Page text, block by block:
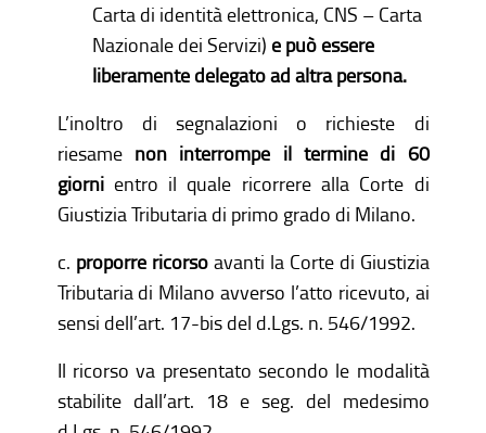
Carta di identità elettronica, CNS – Carta
Nazionale dei Servizi) e può essere
liberamente delegato ad altra persona.
L’inoltro di segnalazioni o richieste di
riesame non interrompe il termine di 60
giornientro il quale ricorrere alla Corte di
Giustizia Tributaria di primo grado di Milano.
c. proporre ricorsoavanti la Corte di Giustizia
Tributaria di Milano avverso l’atto ricevuto, ai
sensi dell’art. 17-bis del d.Lgs. n. 546/1992.
Il ricorso va presentato secondo le modalità
stabilite dall’art. 18 e seg. del medesimo